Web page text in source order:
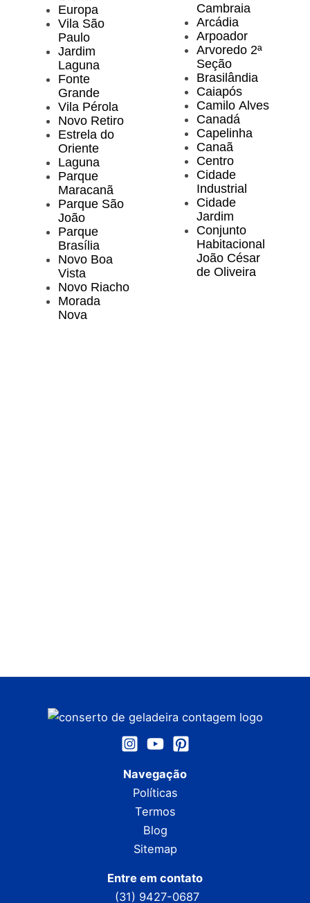
Europa
Vila São
Paulo
Jardim
Laguna
Fonte
Grande
Vila Pérola
Novo Retiro
Estrela do
Oriente
Laguna
Parque
Maracanã
Parque São
João
Parque
Brasília
Novo Boa
Vista
Novo Riacho
Morada
Nova
Cambraia
Arcádia
Arpoador
Arvoredo 2ª
Seção
Brasilândia
Caiapós
Camilo Alves
Canadá
Capelinha
Canaã
Centro
Cidade
Industrial
Cidade
Jardim
Conjunto
Habitacional
João César
de Oliveira
Navegação
Políticas
Termos
Blog
Sitemap
Entre em contato
(31) 9427-0687